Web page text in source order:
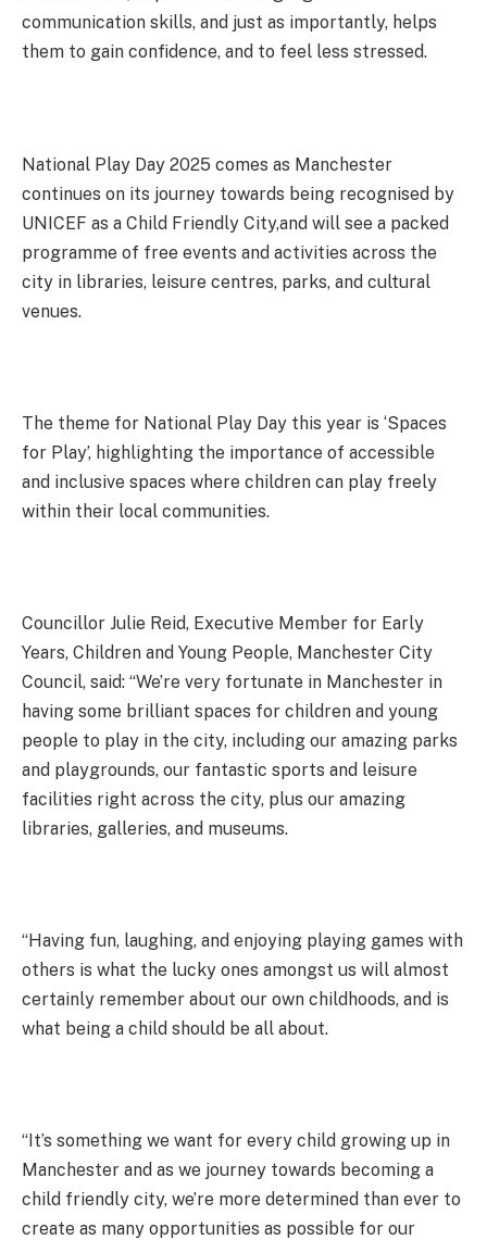
communication skills, and just as importantly, helps
them to gain confidence, and to feel less stressed.
National Play Day 2025 comes as Manchester
continues on its journey towards being recognised by
UNICEF as a Child Friendly City,and will see a packed
programme of free events and activities across the
city in libraries, leisure centres, parks, and cultural
venues.
The theme for National Play Day this year is ‘Spaces
for Play’, highlighting the importance of accessible
and inclusive spaces where children can play freely
within their local communities.
Councillor Julie Reid, Executive Member for Early
Years, Children and Young People, Manchester City
Council, said: “We’re very fortunate in Manchester in
having some brilliant spaces for children and young
people to play in the city, including our amazing parks
and playgrounds, our fantastic sports and leisure
facilities right across the city, plus our amazing
libraries, galleries, and museums.
“Having fun, laughing, and enjoying playing games with
others is what the lucky ones amongst us will almost
certainly remember about our own childhoods, and is
what being a child should be all about.
“It’s something we want for every child growing up in
Manchester and as we journey towards becoming a
child friendly city, we’re more determined than ever to
create as many opportunities as possible for our